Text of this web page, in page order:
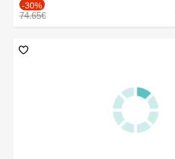
-30%
74.65€